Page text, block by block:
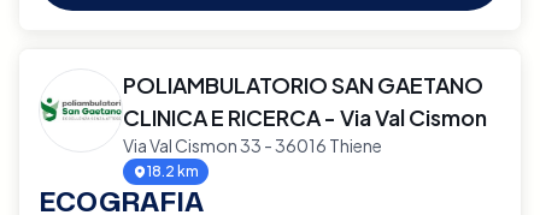
POLIAMBULATORIO SAN GAETANO
CLINICA E RICERCA - Via Val Cismon
Via Val Cismon 33 - 36016 Thiene
18.2 km
ECOGRAFIA